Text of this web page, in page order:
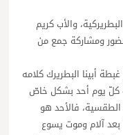
والأب كريم
ومشاركة جمع من
أبينا البطريرك كلامه
كلّ يوم أحد بشكل خاصّ
فالأحد هو
بعد آلام وموت يسوع